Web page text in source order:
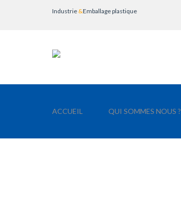
Industrie &Emballage plastique
ACCUEIL QUI SOMMES NOUS ?